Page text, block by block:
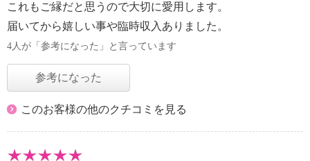
これもご縁だと思うので大切に愛用します。
届いてから嬉しい事や臨時収入ありました。
4人が「参考になった」と言っています
参考になった
このお客様の他のクチコミを見る